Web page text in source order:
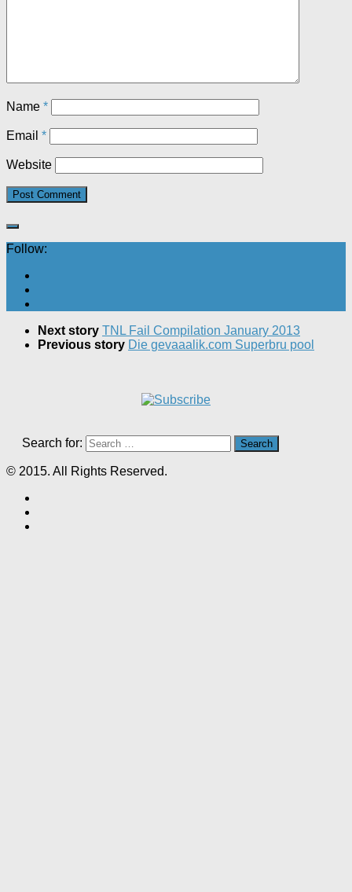
Name *
Email *
Website
Follow:
Next story TNL Fail Compilation January 2013
Previous story Die gevaaalik.com Superbru pool
Search for:
© 2015. All Rights Reserved.